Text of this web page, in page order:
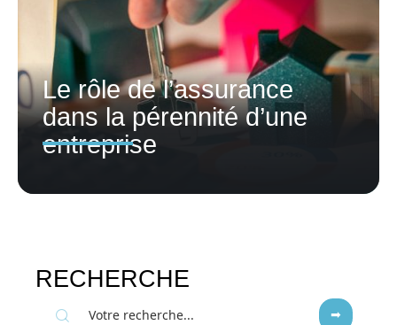
Le rôle de l’assurance
dans la pérennité d’une
entreprise
RECHERCHE